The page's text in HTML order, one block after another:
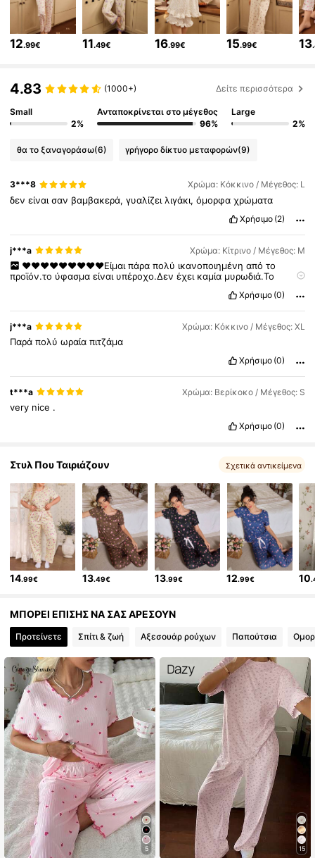
4.62 4.1K Ακόλουθοι
4.1K Ακόλουθοι
4.62 4.1K Ακόλουθοι
4.62 4.1K Ακόλουθοι
4.62
12.99€ 11.49€ 16.99€ 15.99€ 13
4.83 (1000+) Δείτε περισσότερα
Small
2%
Ανταποκρίνεται στο μέγεθος
96%
Large
2%
θα το ξαναγοράσω(6) γρήγορο δίκτυο μεταφορών(9)
3***8 Χρώμα: Κόκκινο / Μέγεθος: L
δενείναισαν βαμβακερά,γυαλίζει λιγάκι,όμορφαχρώματα
Χρήσιμο (2)
j***a Χρώμα: Κίτρινο / Μέγεθος: M
❤️❤️❤️❤️❤️❤️❤️❤️❤️Είμαι πάρα πολύ ικανοποιημένη από το
προϊόν.το ύφασμαείναι υπέροχο.Δενέχει καμία μυρωδιά.Το
Χρήσιμο (0)
j***a Χρώμα: Κόκκινο / Μέγεθος: XL
Παράπολύωραίαπιτζάμα
Χρήσιμο (0)
t***a Χρώμα: Βερίκοκο / Μέγεθος: S
very nice .
Χρήσιμο (0)
Στυλ Που Ταιριάζουν Σχετικά αντικείμενα
14.99€ 13.49€ 13.99€ 12.99€ 10
ΜΠΟΡΕΙ ΕΠΙΣΗΣ ΝΑ ΣΑΣ ΑΡΕΣΟΥΝ
Προτείνετε Σπίτι & ζωή Αξεσουάρ ρούχων Παπούτσια
5 15